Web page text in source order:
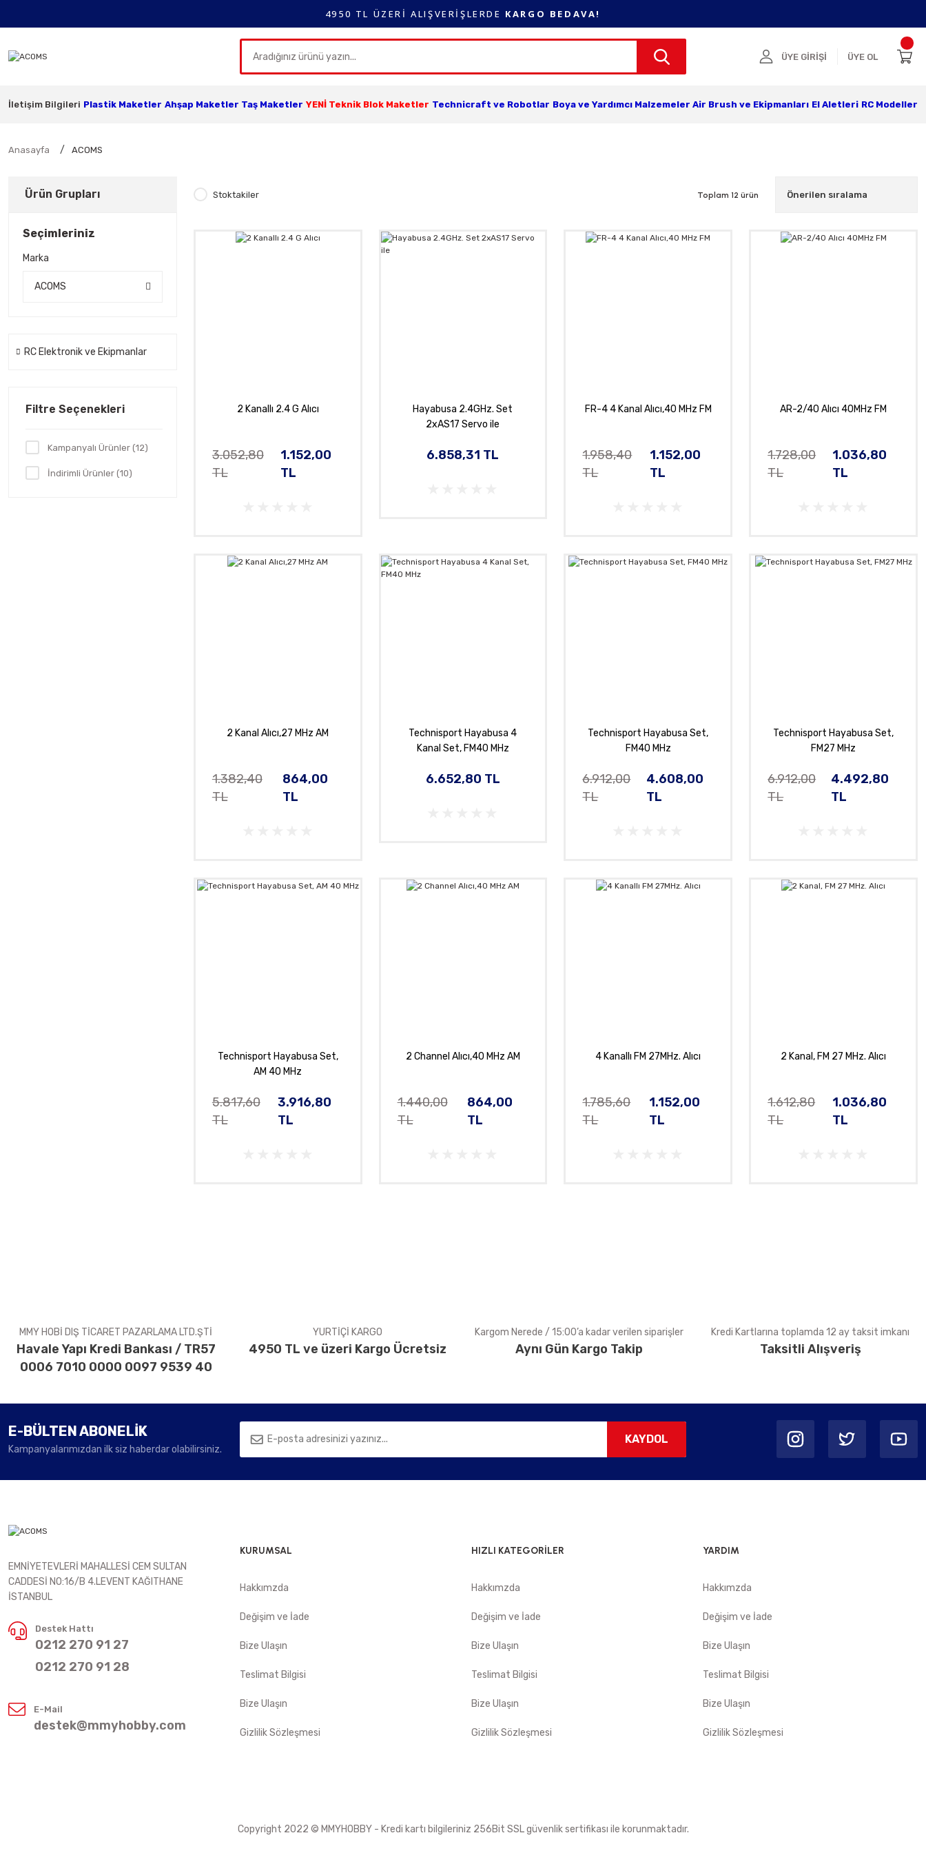
4950 TL ÜZERİ ALIŞVERİŞLERDE KARGO BEDAVA!
ÜYE GİRİŞİ ÜYE OL
İletişim Bilgileri Plastik Maketler Ahşap Maketler Taş Maketler YENİ Teknik Blok Maketler Technicraft ve Robotlar Boya ve Yardımcı Malzemeler Air Brush ve Ekipmanları El Aletleri RC Modeller
Anasayfa ACOMS
Ürün Grupları
Seçimleriniz
Marka
ACOMS
RC Elektronik ve Ekipmanlar
Filtre Seçenekleri
Kampanyalı Ürünler (12)
İndirimli Ürünler (10)
Stoktakiler Toplam 12 ürün
2 Kanallı 2.4 G Alıcı
3.052,80
TL
1.152,00
TL
Hayabusa 2.4GHz. Set
2xAS17 Servo ile
6.858,31 TL
FR-4 4 Kanal Alıcı,40 MHz FM
1.958,40
TL
1.152,00
TL
AR-2/40 Alıcı 40MHz FM
1.728,00
TL
1.036,80
TL
2 Kanal Alıcı,27 MHz AM
1.382,40
TL
864,00
TL
Technisport Hayabusa 4
Kanal Set, FM40 MHz
6.652,80 TL
Technisport Hayabusa Set,
FM40 MHz
6.912,00
TL
4.608,00
TL
Technisport Hayabusa Set,
FM27 MHz
6.912,00
TL
4.492,80
TL
Technisport Hayabusa Set,
AM 40 MHz
5.817,60
TL
3.916,80
TL
2 Channel Alıcı,40 MHz AM
1.440,00
TL
864,00
TL
4 Kanallı FM 27MHz. Alıcı
1.785,60
TL
1.152,00
TL
2 Kanal, FM 27 MHz. Alıcı
1.612,80
TL
1.036,80
TL
MMY HOBİ DIŞ TİCARET PAZARLAMA LTD.ŞTİ
Havale Yapı Kredi Bankası / TR57
0006 7010 0000 0097 9539 40
YURTİÇİ KARGO
4950 TL ve üzeri Kargo Ücretsiz
Kargom Nerede / 15:00’a kadar verilen siparişler
Aynı Gün Kargo Takip
Kredi Kartlarına toplamda 12 ay taksit imkanı
Taksitli Alışveriş
E-BÜLTEN ABONELİK
Kampanyalarımızdan ilk siz haberdar olabilirsiniz.
KAYDOL
EMNİYETEVLERİ MAHALLESİ CEM SULTAN
CADDESİ NO:16/B 4.LEVENT KAĞITHANE
İSTANBUL
Destek Hattı
0212 270 91 27
0212 270 91 28
E-Mail
destek@mmyhobby.com
KURUMSAL
Hakkımzda
Değişim ve İade
Bize Ulaşın
Teslimat Bilgisi
Bize Ulaşın
Gizlilik Sözleşmesi
HIZLI KATEGORİLER
Hakkımzda
Değişim ve İade
Bize Ulaşın
Teslimat Bilgisi
Bize Ulaşın
Gizlilik Sözleşmesi
YARDIM
Hakkımzda
Değişim ve İade
Bize Ulaşın
Teslimat Bilgisi
Bize Ulaşın
Gizlilik Sözleşmesi
Copyright 2022 © MMYHOBBY - Kredi kartı bilgileriniz 256Bit SSL güvenlik sertifikası ile korunmaktadır.